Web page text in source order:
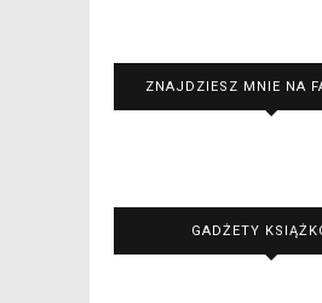
ZNAJDZIESZ MNIE NA
GADŻETY